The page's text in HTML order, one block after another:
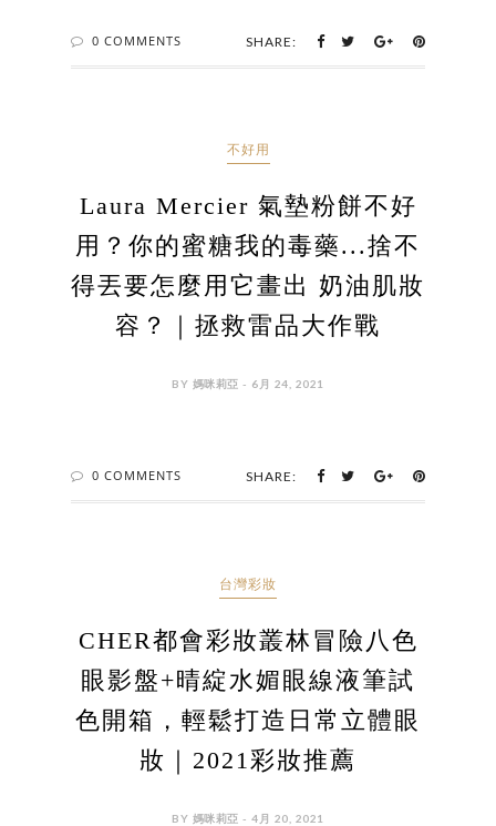
0 COMMENTS SHARE:
不好用
Laura Mercier 氣墊粉餅不好
用？你的蜜糖我的毒藥...捨不
得丟要怎麼用它畫出 奶油肌妝
容？｜拯救雷品大作戰
BY 媽咪莉亞 - 6月 24, 2021
0 COMMENTS SHARE:
台灣彩妝
CHER都會彩妝叢林冒險八色
眼影盤+晴綻水媚眼線液筆試
色開箱，輕鬆打造日常立體眼
妝｜2021彩妝推薦
BY 媽咪莉亞 - 4月 20, 2021